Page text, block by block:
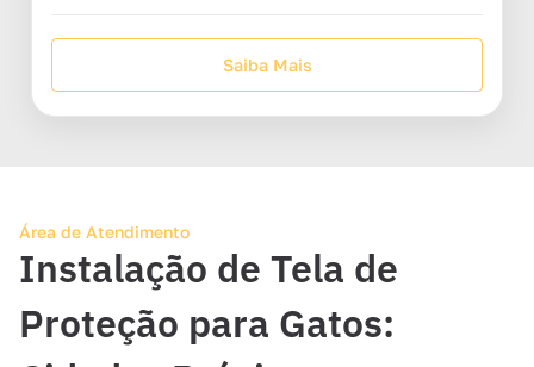
Saiba Mais
Área de Atendimento
Instalação de Tela de
Proteção para Gatos: